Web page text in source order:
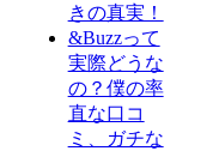
きの真実！
&Buzzって
実際どうな
の？僕の率
直な口コ
ミ、ガチな